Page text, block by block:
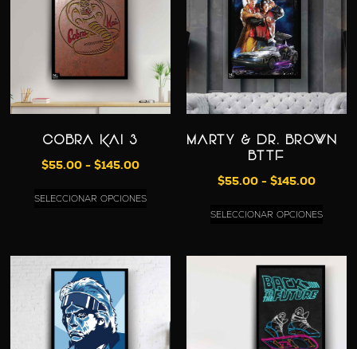
COBRA KAI 3
$55.00 - $145.00
SELECCIONAR OPCIONES
MARTY & Dr. BROWN –
BTTF
$55.00 - $145.00
SELECCIONAR OPCIONES